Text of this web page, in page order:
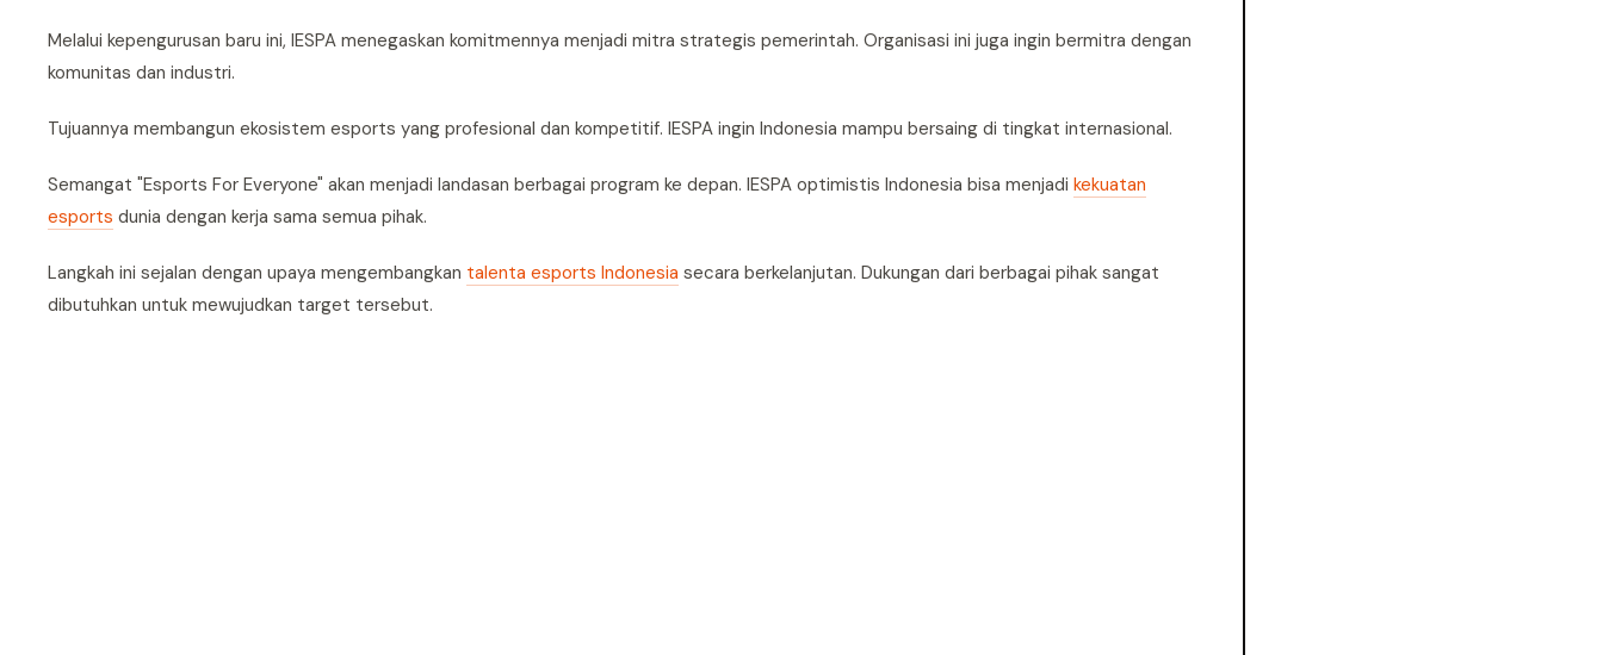
Melalui kepengurusan baru ini, IESPA menegaskan komitmennya menjadi mitra strategis pemerintah. Organisasi ini juga ingin bermitra dengan
komunitas dan industri.
Tujuannya membangun ekosistem esports yang profesional dan kompetitif. IESPA ingin Indonesia mampu bersaing di tingkat internasional.
Semangat "Esports For Everyone" akan menjadi landasan berbagai program ke depan. IESPA optimistis Indonesia bisa menjadi kekuatan
esports dunia dengan kerja sama semua pihak.
Langkah ini sejalan dengan upaya mengembangkan talenta esports Indonesia secara berkelanjutan. Dukungan dari berbagai pihak sangat
dibutuhkan untuk mewujudkan target tersebut.